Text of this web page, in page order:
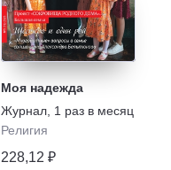
Моя надежда
Журнал 1 раз в месяц
Религия
228,12 ₽